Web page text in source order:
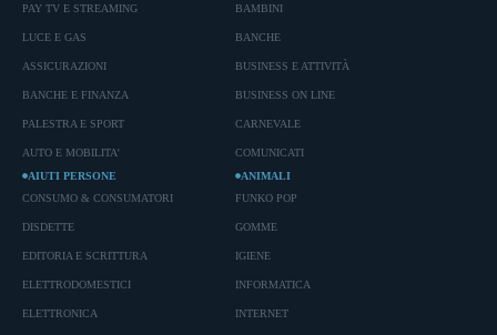
PAY TV E STREAMING
LUCE E GAS
ASSICURAZIONI
BANCHE E FINANZA
PALESTRA E SPORT
AUTO E MOBILITA'
BAMBINI
BANCHE
BUSINESS E ATTIVITÀ
BUSINESS ON LINE
CARNEVALE
COMUNICATI
AIUTI PERSONE
CONSUMO & CONSUMATORI
DISDETTE
EDITORIA E SCRITTURA
ELETTRODOMESTICI
ELETTRONICA
ANIMALI
FUNKO POP
GOMME
IGIENE
INFORMATICA
INTERNET